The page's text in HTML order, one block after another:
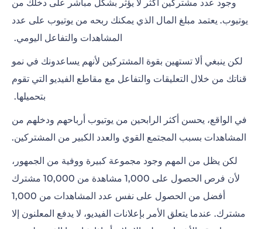
وجود عدد مشتركين أكثر لا يؤثر بشكل مباشر على دخلك من
يوتيوب. يعتمد مبلغ المال الذي يمكنك ربحه من يوتيوب على عدد
المشاهدات والتفاعل اليومي.
لكن ينبغي ألا تستهين بقوة المشتركين لأنهم يساعدونك في نمو
قناتك من خلال التعليقات والتفاعل مع مقاطع الفيديو التي تقوم
بتحميلها.
في الواقع، يحسن أكثر الرابحين من يوتيوب أرباحهم ودخلهم من
المشاهدات بسبب المجتمع القوي والعدد الكبير من المشتركين.
لكن يظل من المهم وجود مجموعة كبيرة ووفية من الجمهور،
لأن فرص الحصول على 1,000 مشاهدة من 10,000 مشترك
أفضل من الحصول على نفس عدد المشاهدات من 1,000
مشترك. عندما يتعلق الأمر بإعلانات الفيديو، لا يدفع المعلنون إلا